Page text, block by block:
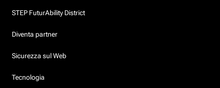
STEP FuturAbility District
Diventa partner
Sicurezza sul Web
Tecnologia